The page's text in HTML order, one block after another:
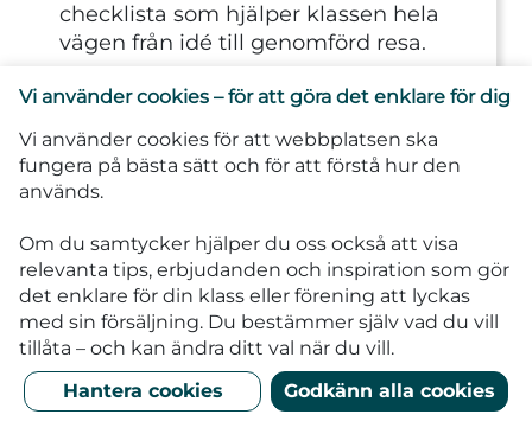
checklista som hjälper klassen hela
vägen från idé till genomförd resa.
Läs mer
NÄR SKA MAN BÖRJA PLANERA
Vi använder cookies – för att göra det enklare för dig
Vi använder cookies för att webbplatsen ska
fungera på bästa sätt och för att förstå hur den
används.
Om du samtycker hjälper du oss också att visa
relevanta tips, erbjudanden och inspiration som gör
det enklare för din klass eller förening att lyckas
med sin försäljning. Du bestämmer själv vad du vill
tillåta – och kan ändra ditt val när du vill.
Hantera cookies
Godkänn alla cookies